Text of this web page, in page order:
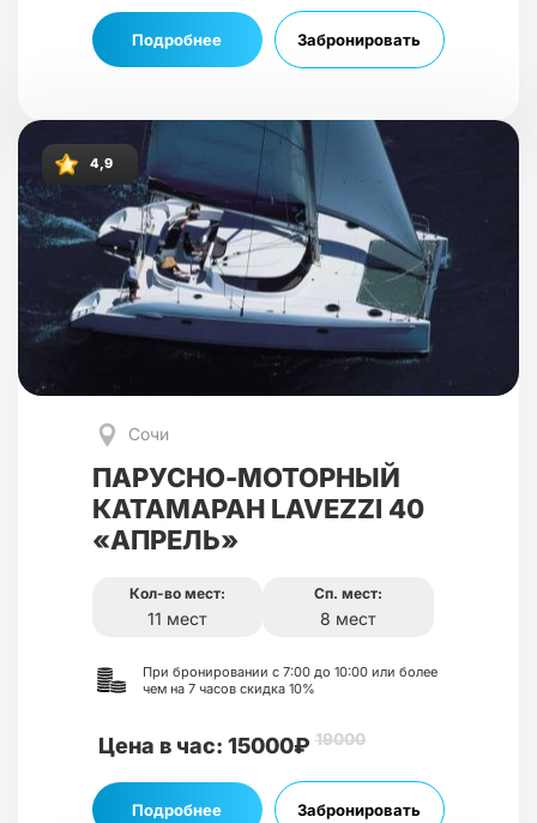
Подробнее Забронировать
4,9
Сочи
ПАРУСНО-МОТОРНЫЙ
КАТАМАРАН LAVEZZI 40
«АПРЕЛЬ»
Кол-во мест:
11 мест
Сп. мест:
8 мест
При бронировании с 7:00 до 10:00 или более
чем на 7 часов скидка 10%
Цена в час: 15000₽ 19000
Подробнее Забронировать